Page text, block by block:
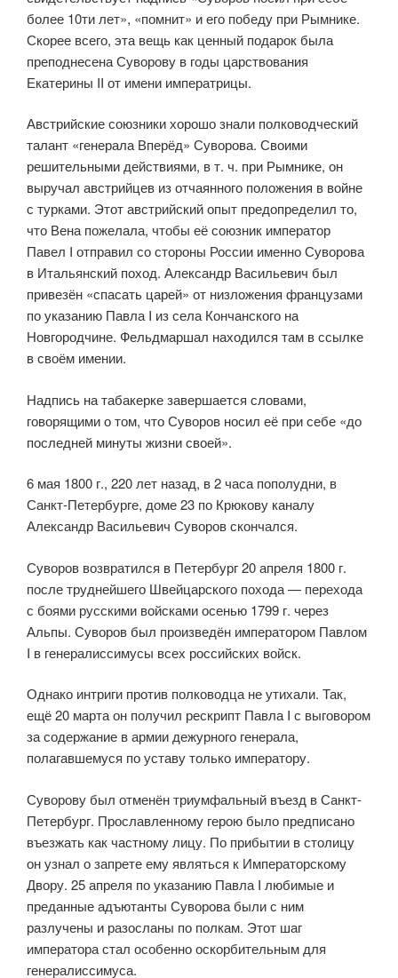
более 10ти лет», «помнит» и его победу при Рымнике.
Скорее всего, эта вещь как ценный подарок была
преподнесена Суворову в годы царствования
Екатерины II от имени императрицы.
Австрийские союзники хорошо знали полководческий
талант «генерала Вперёд» Суворова. Своими
решительными действиями, в т. ч. при Рымнике, он
выручал австрийцев из отчаянного положения в войне
с турками. Этот австрийский опыт предопределил то,
что Вена пожелала, чтобы её союзник император
Павел I отправил со стороны России именно Суворова
в Итальянский поход. Александр Васильевич был
привезён «спасать царей» от низложения французами
по указанию Павла I из села Кончанского на
Новгородчине. Фельдмаршал находился там в ссылке
в своём имении.
Надпись на табакерке завершается словами,
говорящими о том, что Суворов носил её при себе «до
последней минуты жизни своей».
6 мая 1800 г., 220 лет назад, в 2 часа пополудни, в
Санкт-Петербурге, доме 23 по Крюкову каналу
Александр Васильевич Суворов скончался.
Суворов возвратился в Петербург 20 апреля 1800 г.
после труднейшего Швейцарского похода — перехода
с боями русскими войсками осенью 1799 г. через
Альпы. Суворов был произведён императором Павлом
I в генералиссимусы всех российских войск.
Однако интриги против полководца не утихали. Так,
ещё 20 марта он получил рескрипт Павла I с выговором
за содержание в армии дежурного генерала,
полагавшемуся по уставу только императору.
Суворову был отменён триумфальный въезд в Санкт-
Петербург. Прославленному герою было предписано
въезжать как частному лицу. По прибытии в столицу
он узнал о запрете ему являться к Императорскому
Двору. 25 апреля по указанию Павла I любимые и
преданные адъютанты Суворова были с ним
разлучены и разосланы по полкам. Этот шаг
императора стал особенно оскорбительным для
генералиссимуса.